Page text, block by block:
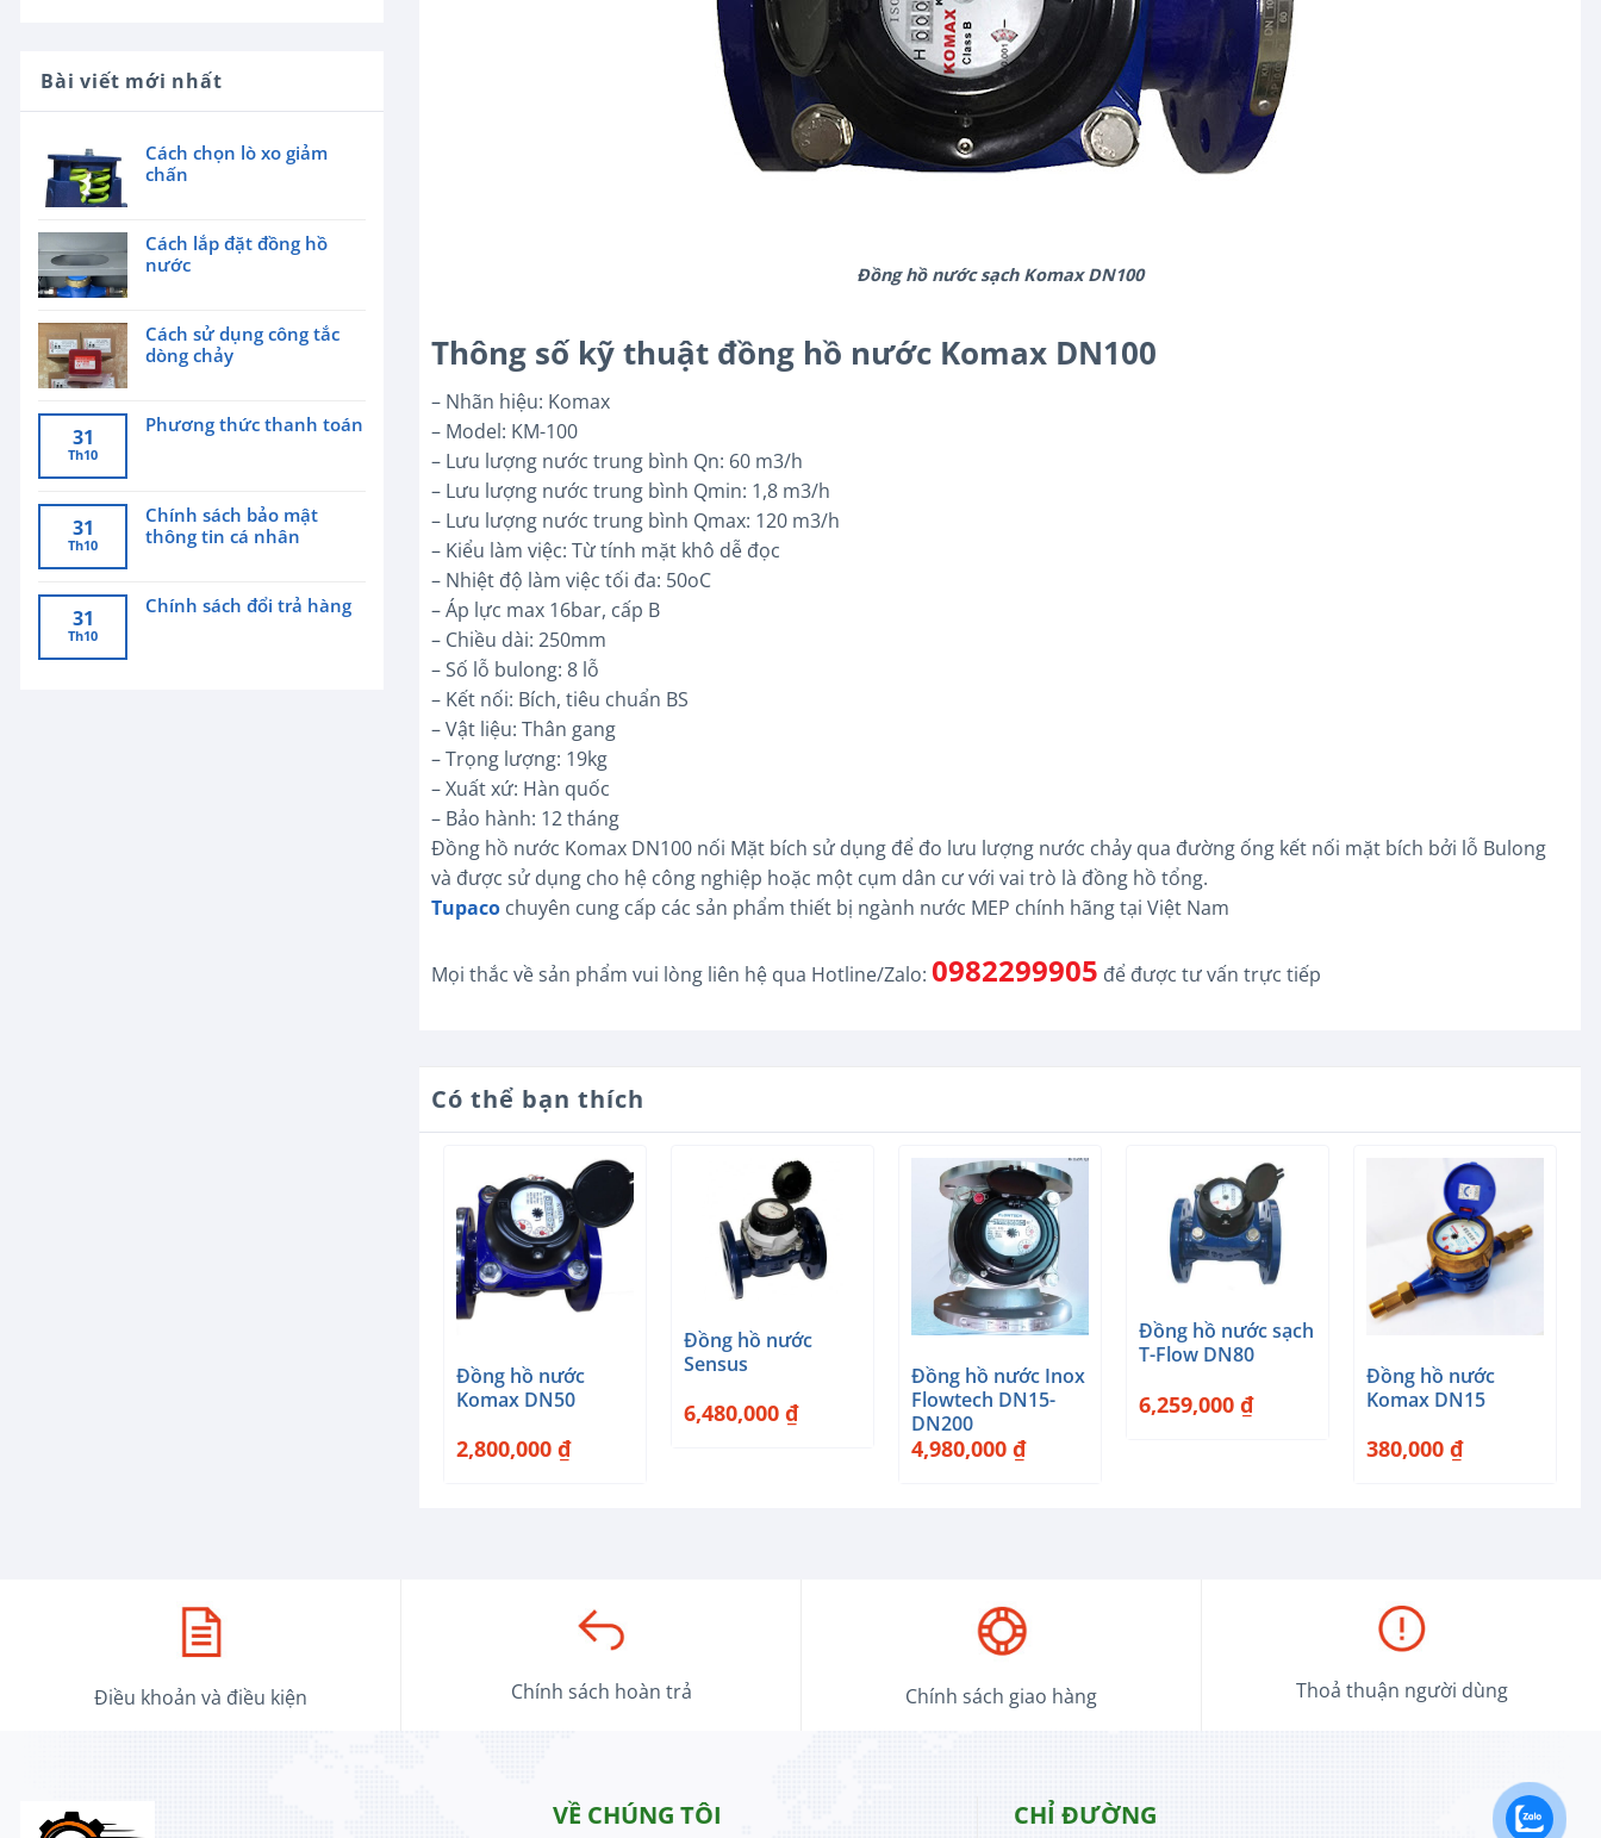
Bài viết mới nhất
Cách chọn lò xo giảm
chấn
Cách lắp đặt đồng hồ
nước
Cách sử dụng công tắc
dòng chảy
31
Th10
Phương thức thanh toán
31
Th10
Chính sách bảo mật
thông tin cá nhân
31
Th10
Chính sách đổi trả hàng
Đồng hồ nước sạch Komax DN100
Thông số kỹ thuật đồng hồ nước Komax DN100
– Nhãn hiệu: Komax
– Model: KM-100
– Lưu lượng nước trung bình Qn: 60 m3/h
– Lưu lượng nước trung bình Qmin: 1,8 m3/h
– Lưu lượng nước trung bình Qmax: 120 m3/h
– Kiểu làm việc: Từ tính mặt khô dễ đọc
– Nhiệt độ làm việc tối đa: 50oC
– Áp lực max 16bar, cấp B
– Chiều dài: 250mm
– Số lỗ bulong: 8 lỗ
– Kết nối: Bích, tiêu chuẩn BS
– Vật liệu: Thân gang
– Trọng lượng: 19kg
– Xuất xứ: Hàn quốc
– Bảo hành: 12 tháng
Đồng hồ nước Komax DN100 nối Mặt bích sử dụng để đo lưu lượng nước chảy qua đường ống kết nối mặt bích bởi lỗ Bulong
và được sử dụng cho hệ công nghiệp hoặc một cụm dân cư với vai trò là đồng hồ tổng.
Tupaco chuyên cung cấp các sản phẩm thiết bị ngành nước MEP chính hãng tại Việt Nam
Mọi thắc về sản phẩm vui lòng liên hệ qua Hotline/Zalo: 0982299905 để được tư vấn trực tiếp
Có thể bạn thích
Đồng hồ nước
Komax DN50
2,800,000 ₫
Đồng hồ nước
Sensus
6,480,000 ₫
Đồng hồ nước Inox
Flowtech DN15-
DN200
4,980,000 ₫
Đồng hồ nước sạch
T-Flow DN80
6,259,000 ₫
+
Đồng hồ nước
Komax DN15
380,000 ₫
Điều khoản và điều kiện Chính sách hoàn trả Chính sách giao hàng Thoả thuận người dùng
VỀ CHÚNG TÔI CHỈ ĐƯỜNG